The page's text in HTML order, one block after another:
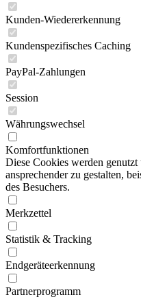
Kunden-Wiedererkennung
Kundenspezifisches Caching
PayPal-Zahlungen
Session
Währungswechsel
Komfortfunktionen
Diese Cookies werden
ansprechender zu gestalten,
des Besuchers.
Merkzettel
Statistik & Tracking
Endgeräteerkennung
Partnerprogramm